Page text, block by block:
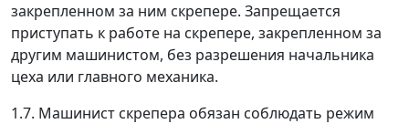
закрепленном за ним скрепере. Запрещается
приступать к работе на скрепере, закрепленном за
другим машинистом, без разрешения начальника
цеха или главного механика.
1.7. Машинист скрепера обязан соблюдать режим